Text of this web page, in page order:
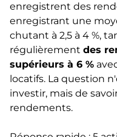
enregistrent des
enregistrant une
chutant à 2,5 à 4 %,
régulièrement des
supérieurs à 6 %
locatifs. La question
investir, mais de
rendements.